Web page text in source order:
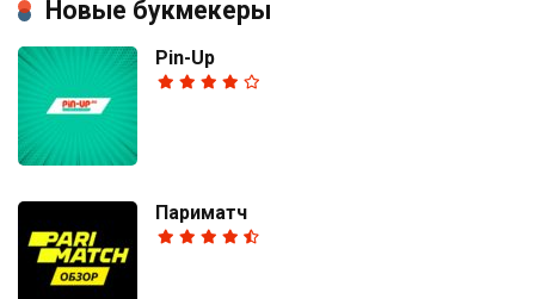
Новые букмекеры
Pin-Up
Париматч